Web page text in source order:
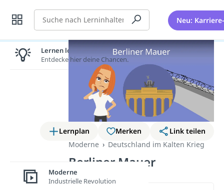
Suche Neu:
Lernplan Merken
Link teilen
Moderne
Deutschland im Kalten Krieg
Berliner Mauer
Lernen lohnt sich!
Entdecke hier deine Chancen.
Moderne
Industrielle Revolution